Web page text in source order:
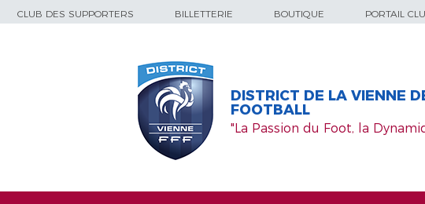
CLUB DES SUPPORTERS BILLETTERIE BOUTIQUE PORTAIL
DISTRICT DE LA VIENNE
FOOTBALL
"La Passion du Foot, la